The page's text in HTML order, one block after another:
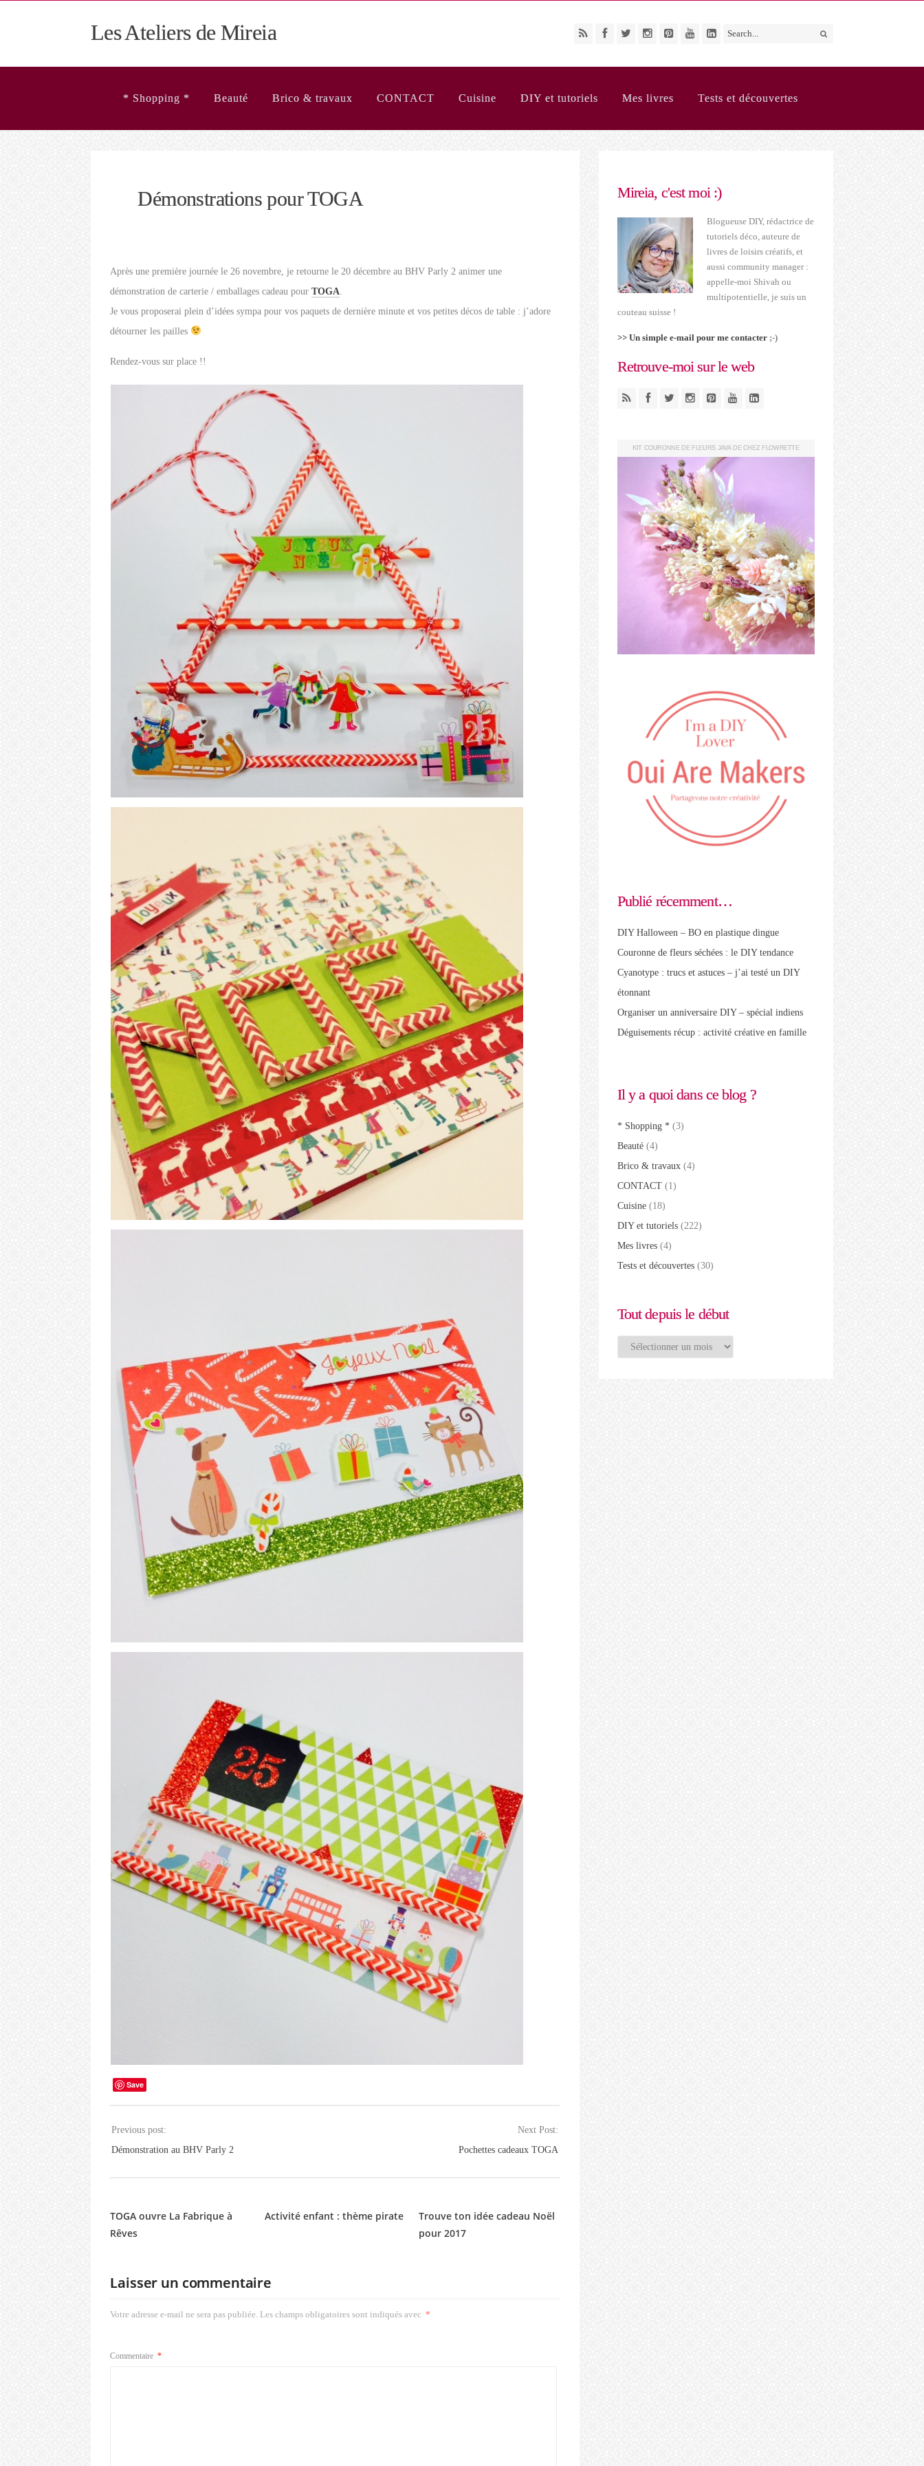
Les Ateliers de Mireia
* Shopping * Beauté Brico & travaux CONTACT Cuisine DIY et tutoriels Mes livres Tests et découvertes
Démonstrations pour TOGA
Après une première journée le 26 novembre, je retourne le 20 décembre au BHV Parly 2 animer une
démonstration de carterie / emballages cadeau pourTOGA.
Je vous proposerai plein d’idées sympa pour vos paquets de dernière minute et vos petites décos de table : j’adore
détourner les pailles
Rendez-vous sur place !!
Save
Previous post:
Démonstration au BHV Parly 2
Next Post:
Pochettes cadeaux TOGA
TOGA ouvre La Fabrique à
Rêves
Activité enfant : thème pirate
Trouve ton idée cadeau Noël
pour 2017
Laisser un commentaire
Votre adresse e-mail ne sera pas publiée. Les champs obligatoires sont indiqués avec *
Commentaire *
Mireia, c'est moi :)
Blogueuse DIY, rédactrice de
tutoriels déco, auteure de
livres de loisirs créatifs, et
aussi community manager :
appelle-moi Shivah ou
multipotentielle, je suis un
couteau suisse !
>> Un simple e-mail pour me contacter;-)
Retrouve-moi sur le web
KIT COURONNE DE FLEURS JAVA DE CHEZ FLOWRETTE
Publié récemment…
DIY Halloween – BO en plastique dingue
Couronne de fleurs séchées : le DIY tendance
Cyanotype : trucs et astuces – j’ai testé un DIY
étonnant
Organiser un anniversaire DIY – spécial indiens
Déguisements récup : activité créative en famille
Il y a quoi dans ce blog ?
* Shopping *(3)
Beauté(4)
Brico & travaux(4)
CONTACT(1)
Cuisine(18)
DIY et tutoriels(222)
Mes livres(4)
Tests et découvertes(30)
Tout depuis le début
Tout